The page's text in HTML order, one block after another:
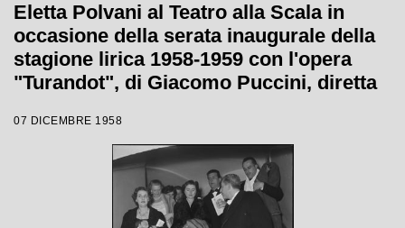
Eletta Polvani al Teatro alla Scala in
occasione della serata inaugurale della
stagione lirica 1958-1959 con l'opera
"Turandot", di Giacomo Puccini, diretta
Margherita Wallmann
07 DICEMBRE 1958